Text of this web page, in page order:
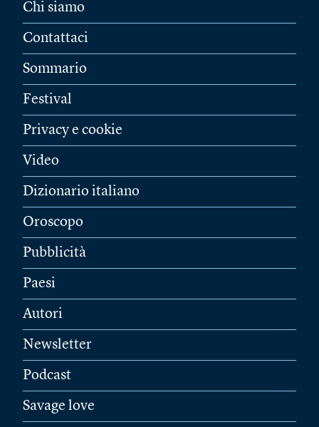
Chi siamo
Contattaci
Sommario
Festival
Privacy e cookie
Video
Dizionario italiano
Oroscopo
Pubblicità
Paesi
Autori
Newsletter
Podcast
Savage love